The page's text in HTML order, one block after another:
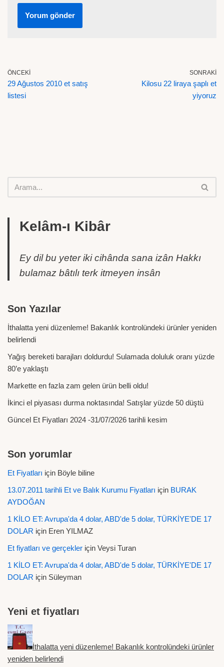
ÖNCEKI
29 Ağustos 2010 et satış
listesi
SONRAKI
Kilosu 22 liraya şaplı et
yiyoruz
Kelâm-ı Kibâr
Ey dil bu yeter iki cihânda sana izân Hakkı
bulamaz bâtılı terk itmeyen insân
Son Yazılar
İthalatta yeni düzenleme! Bakanlık kontrolündeki ürünler yeniden
belirlendi
Yağış bereketi barajları doldurdu! Sulamada doluluk oranı yüzde
80’e yaklaştı
Markette en fazla zam gelen ürün belli oldu!
İkinci el piyasası durma noktasında! Satışlar yüzde 50 düştü
Güncel Et Fiyatları 2024 -31/07/2026 tarihli kesim
Son yorumlar
Et Fiyatları için Böyle biline
13.07.2011 tarihli Et ve Balık Kurumu Fiyatları için BURAK
AYDOĞAN
1 KİLO ET: Avrupa'da 4 dolar, ABD'de 5 dolar, TÜRKİYE'DE 17
DOLAR için Eren YILMAZ
Et fiyatları ve gerçekler için Veysi Turan
1 KİLO ET: Avrupa'da 4 dolar, ABD'de 5 dolar, TÜRKİYE'DE 17
DOLAR için Süleyman
Yeni et fiyatları
İthalatta yeni düzenleme! Bakanlık kontrolündeki ürünler
yeniden belirlendi